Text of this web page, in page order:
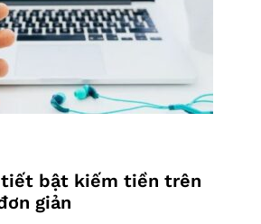
tiết bật kiếm tiền trên
giản